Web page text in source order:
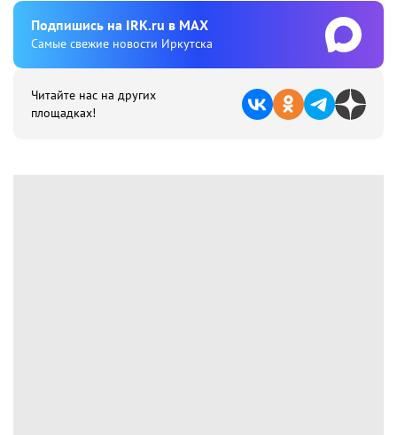
Подпишиcь на IRK.ru в MAX
Cамые свежие новости Иркутска
Читайте нас на других
площадках!